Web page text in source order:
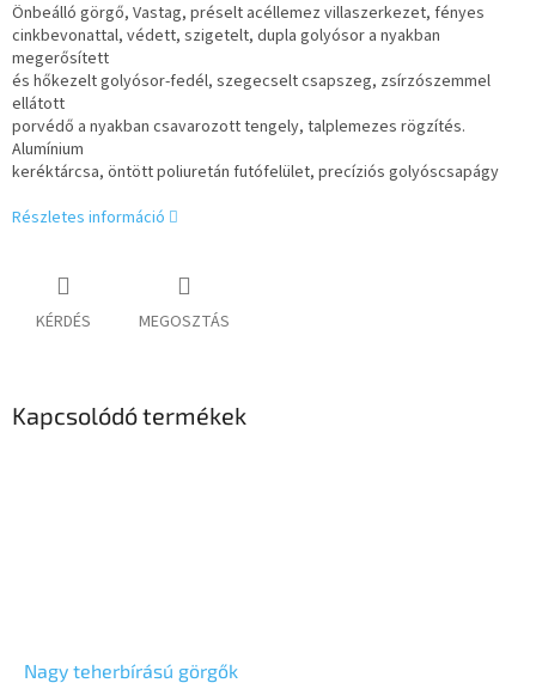
Önbeálló görgő, Vastag, préselt acéllemez villaszerkezet, fényes
cinkbevonattal, védett, szigetelt, dupla golyósor a nyakban
megerősített
és hőkezelt golyósor-fedél, szegecselt csapszeg, zsírzószemmel
ellátott
porvédő a nyakban csavarozott tengely, talplemezes rögzítés.
Alumínium
keréktárcsa, öntött poliuretán futófelület, precíziós golyóscsapágy
Részletes információ
KÉRDÉS MEGOSZTÁS
Kapcsolódó termékek
Nagy teherbírású görgők